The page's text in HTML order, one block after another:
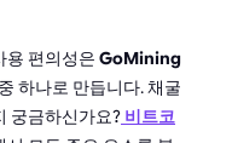
용 편의성은 GoMining
중 하나로 만듭니다. 채굴
궁금하신가요? 비트코